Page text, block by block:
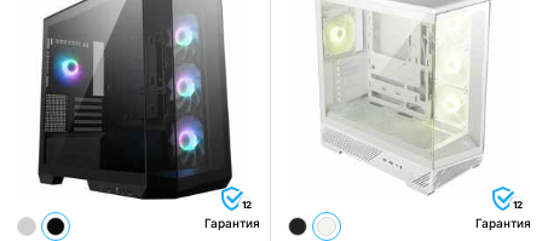
12
Гарантия
12
Гарантия